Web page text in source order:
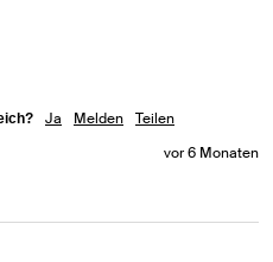
Ja Melden
Teilen
vor 6 Monaten